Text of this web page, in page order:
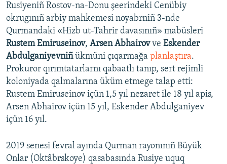
Rusiyeniñ Rostov-na-Donu şeerindeki Cenübiy
okrugınıñ arbiy mahkemesi noyabrniñ 3-nde
Qurmandaki «Hizb ut-Tahrir davasınıñ» mabüsleri
Rustem Emiruseinov, Arsen Abhairovve Eskender
Abdulganiyevniñükmüni çıqarmağa planlaştıra.
Prokuror qırımtatarlarnı qabaatlı tanıp, sert rejimli
koloniyada qalmalarına üküm etmege talap etti:
Rustem Emiruseinov içün 1,5 yıl nezaret ile 18 yıl apis,
Arsen Abhairov içün 15 yıl, Eskender Abdulganiyev
içün 16 yıl.
2019 senesi fevral ayında Qurman rayonınıñ Büyük
Onlar (Oktâbrskoye) qasabasında Rusiye uquq